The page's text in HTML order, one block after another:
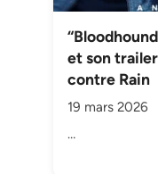
et son
contre Rain
19 mars 2026
…